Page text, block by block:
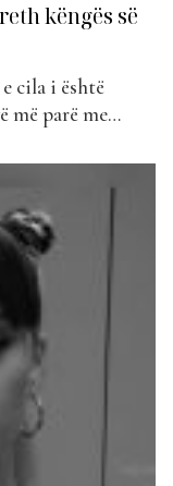
këngës së
cila i është
më parë me
në Top Albania
këngë...